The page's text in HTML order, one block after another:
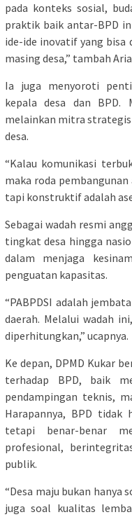
pada konteks sosial,
praktik baik antar-BPD
ide-ide inovatif yang bisa
masing desa,” tambah
Ia juga menyoroti
kepala desa dan BPD.
melainkan mitra
desa.
“Kalau komunikasi
maka roda
tapi konstruktif adalah
Sebagai wadah resmi
tingkat desa hingga
dalam menjaga
penguatan kapasitas.
“PABPDSI adalah
daerah. Melalui wadah
diperhitungkan,” ucapnya.
Ke depan, DPMD Kukar
terhadap BPD, baik
pendampingan teknis,
Harapannya, BPD tidak
tetapi benar-benar
profesional,
publik.
“Desa maju bukan hanya
juga soal kualitas